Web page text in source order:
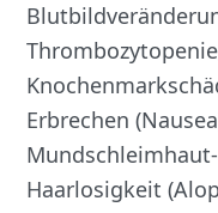
Erbrechen
Haarlosigkeit